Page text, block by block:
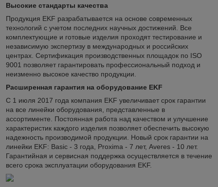
Высокие стандарты качества
Продукция EKF разрабатывается на основе современных
технологий с учетом последних научных достижений. Все
комплектующие и готовые изделия проходят тестирование и
независимую экспертизу в международных и российских
центрах. Сертификация производственных площадок по ISO
9001 позволяет гарантировать профессиональный подход и
неизменно высокое качество продукции.
Расширенная гарантия на оборудование EKF
С 1 июля 2017 года компания EKF увеличивает срок гарантии
на все линейки оборудования, представленные в
ассортименте. Постоянная работа над качеством и улучшение
характеристик каждого изделия позволяет обеспечить высокую
надежность производимой продукции. Новый срок гарантии на
линейки EKF: Basic - 3 года, Proxima - 7 лет, Averes - 10 лет.
Гарантийная и сервисная поддержка осуществляется в течение
всего срока эксплуатации оборудования EKF.